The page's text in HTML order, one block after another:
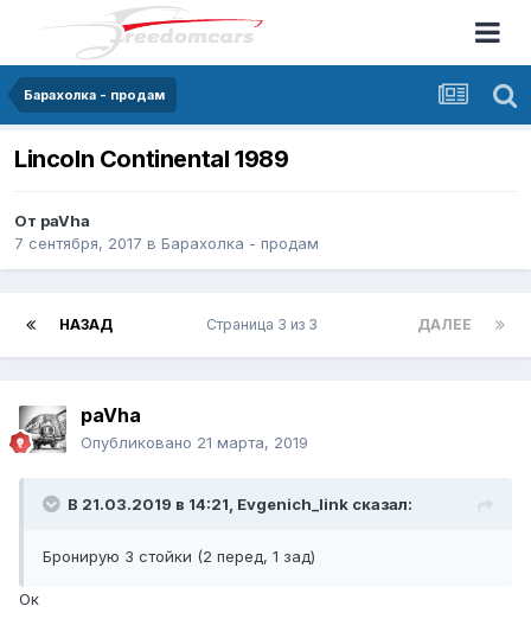
Барахолка - продам
Lincoln Continental 1989
От paVha
7 сентября, 2017 в Барахолка - продам
НАЗАД ДАЛЕЕ
Страница 3 из 3
paVha
Опубликовано 21 марта, 2019
В 21.03.2019 в 14:21, Evgenich_link сказал:
Бронирую 3 стойки (2 перед, 1 зад)
Ок